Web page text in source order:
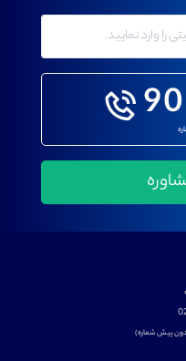
پیش شماره)